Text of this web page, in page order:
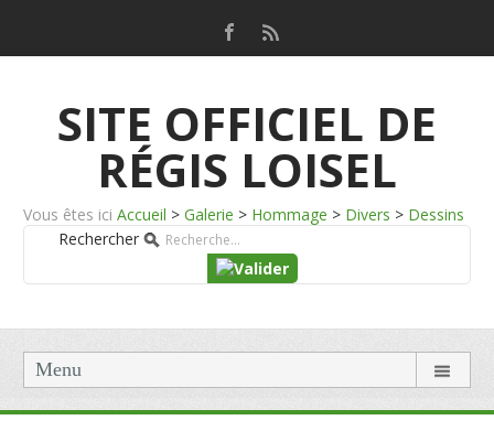
SITE OFFICIEL DE
RÉGIS LOISEL
Vous êtes ici Accueil > Galerie > Hommage > Divers > Dessins
Rechercher
Menu